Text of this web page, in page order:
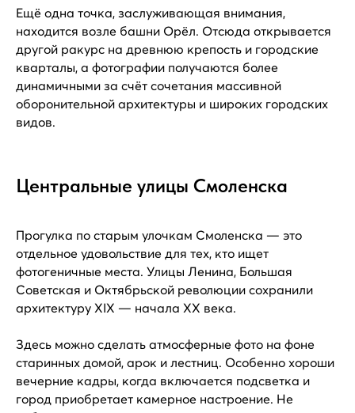
Ещё одна точка, заслуживающая внимания,
находится возле башни Орёл. Отсюда открывается
другой ракурс на древнюю крепость и городские
кварталы, а фотографии получаются более
динамичными за счёт сочетания массивной
оборонительной архитектуры и широких городских
видов.
Центральные улицы Смоленска
Прогулка по старым улочкам Смоленска — это
отдельное удовольствие для тех, кто ищет
фотогеничные места. Улицы Ленина, Большая
Советская и Октябрьской революции сохранили
архитектуру XIX — начала XX века.
Здесь можно сделать атмосферные фото на фоне
старинных домой, арок и лестниц. Особенно хороши
вечерние кадры, когда включается подсветка и
город приобретает камерное настроение. Не